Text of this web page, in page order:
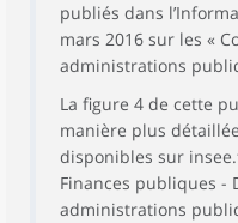
publiés dans
mars 2016 sur les «
administrations
La figure 4 de cette
manière plus
disponibles sur
Finances publiques -
administrations